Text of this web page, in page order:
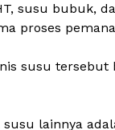
susu bubuk,
proses
susu
lainnya